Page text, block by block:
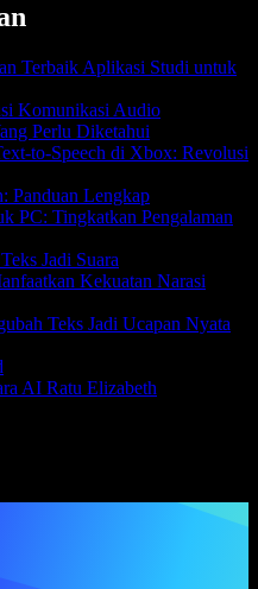
Terbaik Aplikasi Studi untuk
Komunikasi Audio
Perlu Diketahui
to-Speech di Xbox: Revolusi
Panduan Lengkap
PC: Tingkatkan Pengalaman
Jadi Suara
Kekuatan Narasi
Teks Jadi Ucapan Nyata
AI Ratu Elizabeth